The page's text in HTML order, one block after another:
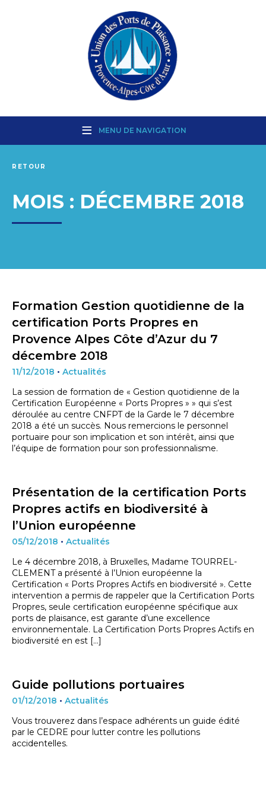
MENU DE NAVIGATION
RETOUR
MOIS : DÉCEMBRE 2018
Formation Gestion quotidienne de la
certification Ports Propres en
Provence Alpes Côte d’Azur du 7
décembre 2018
11/12/2018 • Actualités
La session de formation de « Gestion quotidienne de la
Certification Européenne « Ports Propres » » qui s’est
déroulée au centre CNFPT de la Garde le 7 décembre
2018 a été un succès. Nous remercions le personnel
portuaire pour son implication et son intérêt, ainsi que
l’équipe de formation pour son professionnalisme.
Présentation de la certification Ports
Propres actifs en biodiversité à
l’Union européenne
05/12/2018 • Actualités
Le 4 décembre 2018, à Bruxelles, Madame TOURREL-
CLEMENT a présenté à l’Union européenne la
Certification « Ports Propres Actifs en biodiversité ». Cette
intervention a permis de rappeler que la Certification Ports
Propres, seule certification européenne spécifique aux
ports de plaisance, est garante d’une excellence
environnementale. La Certification Ports Propres Actifs en
biodiversité en est […]
Guide pollutions portuaires
01/12/2018 • Actualités
Vous trouverez dans l’espace adhérents un guide édité
par le CEDRE pour lutter contre les pollutions
accidentelles.